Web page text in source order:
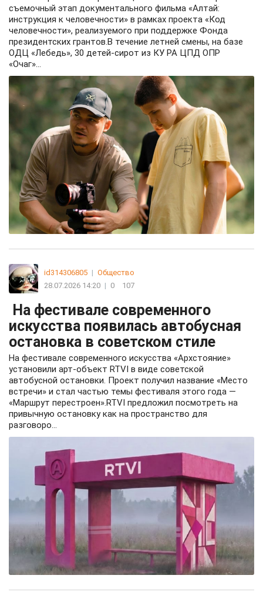
съемочный этап документального фильма «Алтай:
инструкция к человечности» в рамках проекта «Код
человечности», реализуемого при поддержке Фонда
президентских грантов.В течение летней смены, на базе
ОДЦ «Лебедь», 30 детей-сирот из КУ РА ЦПД ОПР
«Очаг»...
id314306805 | Общество
28.07.2026 14:20 | 0 107
На фестивале современного
искусства появилась автобусная
остановка в советском стиле
На фестивале современного искусства «Архстояние»
установили арт-объект RTVI в виде советской
автобусной остановки. Проект получил название «Место
встречи» и стал частью темы фестиваля этого года —
«Маршрут перестроен».RTVI предложил посмотреть на
привычную остановку как на пространство для
разговоро...